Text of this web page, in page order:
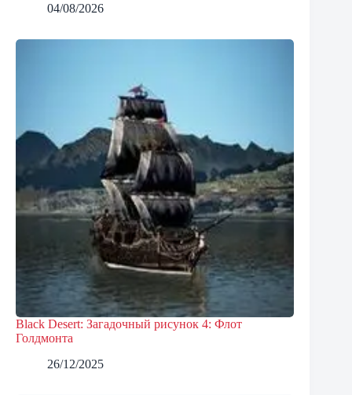
04/08/2026
Black Desert: Загадочный рисунок 4: Флот
Голдмонта
26/12/2025